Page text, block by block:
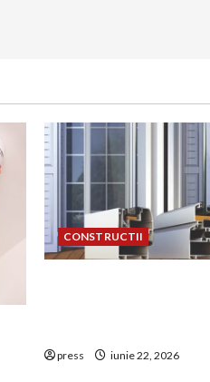
CONSTRUCTII
press iunie 22, 2026